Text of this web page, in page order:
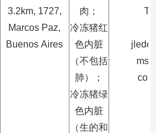
3.2km, 1727,
Marcos Paz,
Buenos Aires
肉；
冷冻猪红
色内脏
（不包括
肺）；
冷冻猪绿
色内脏
（生的和
T: